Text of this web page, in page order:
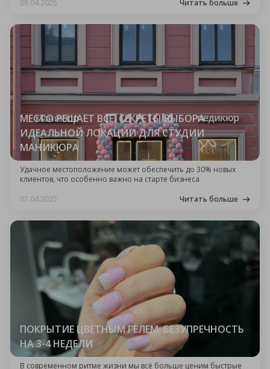
09.04.2025
Читать больше
МЕСТО РЕШАЕТ ВСЕ: СЕКРЕТЫ ВЫБОРА
ИДЕАЛЬНОЙ ЛОКАЦИИ ДЛЯ СТУДИИ
МАНИКЮРА
Удачное местоположение может обеспечить до 30% новых
клиентов, что особенно важно на старте бизнеса
07.04.2025
Читать больше
ПОКРЫТИЕ ЦВЕТНЫМ ГЕЛЕМ: БЕЗУПРЕЧНОСТЬ
НА 3-4 НЕДЕЛИ
В современном ритме жизни мы всё больше ценим быстрые